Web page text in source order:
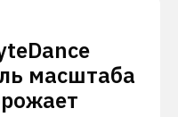
масштаба